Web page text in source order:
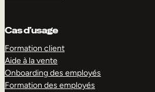
Cas d’usage
Formation client
Aide à la vente
Onboarding des employés
Formation des employés